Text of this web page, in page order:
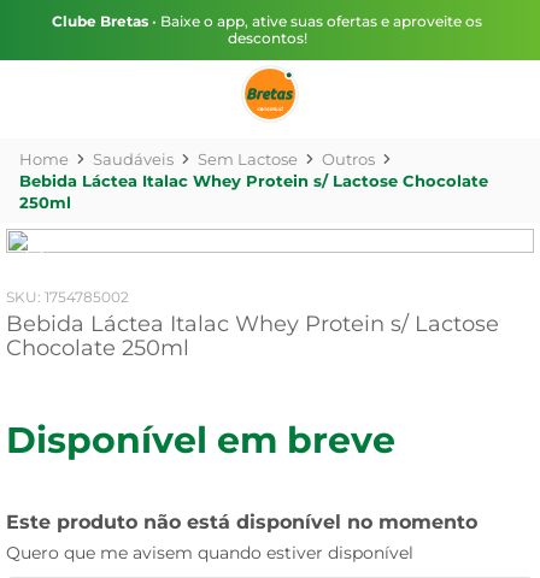
Clube Bretas • Baixe o app, ative suas ofertas e aproveite os
descontos!
Saudáveis Sem Lactose
Outros
Bebida Láctea Italac Whey Protein s/ Lactose Chocolate
250ml
: 1754785002
Bebida Láctea Italac Whey Protein s/ Lactose
Chocolate 250ml
Disponível em breve
Este produto não está disponível no momento
Quero que me avisem quando estiver disponível